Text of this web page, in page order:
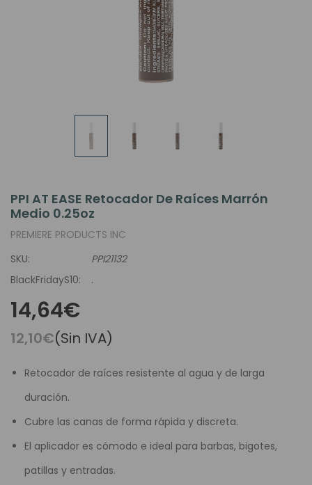
PPI AT EASE Retocador De Raíces Marrón
Medio 0.25oz
PREMIERE PRODUCTS INC
SKU:
PPI21132
BlackFridayS10:
.
14,64€
12,10€(Sin IVA)
Retocador de raíces resistente al agua y de larga
duración.
Cubre las canas de forma rápida y discreta.
El aplicador es cómodo e ideal para barbas, bigotes,
patillas y entradas.